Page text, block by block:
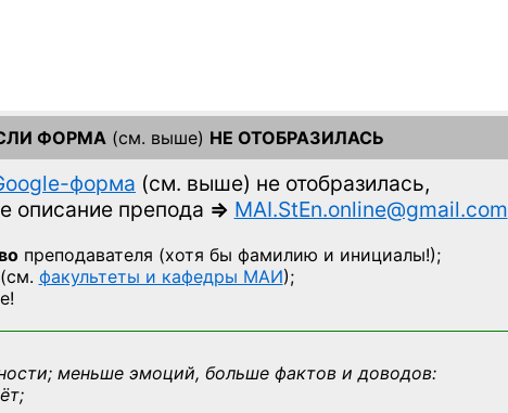
ФОРМА (см. выше) НЕ ОТОБРАЗИЛАСЬ
форма (см. выше) не отобразилась,
описание препода => MAI.StEn.online@gmail.com
преподавателя (хотя бы фамилию и инициалы!);
факультеты и кафедры МАИ);
меньше эмоций, больше фактов и доводов: